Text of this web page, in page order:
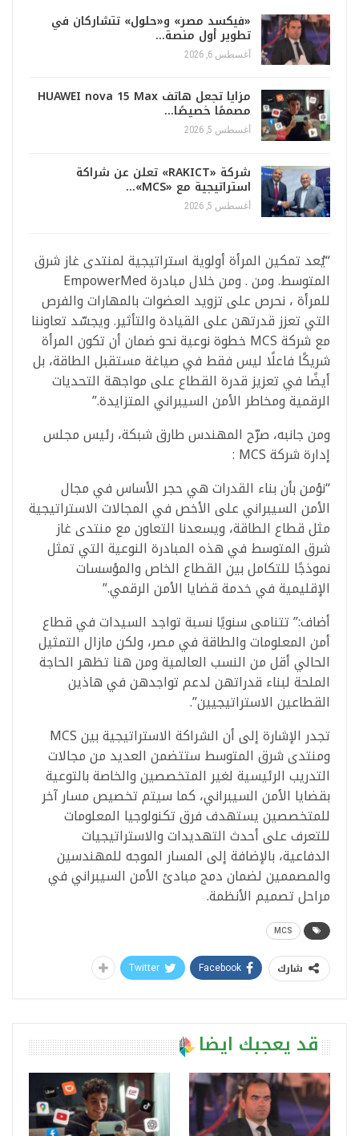
«فيكسد مصر» و«حلول» تتشاركان في
تطوير أول منصة…
أغسطس 6, 2026
مزايا تجعل هاتف HUAWEI nova 15 Max
مصممًا خصيصًا…
أغسطس 5, 2026
شركة «RAKICT» تعلن عن شراكة
استراتيجية مع «MCS»…
أغسطس 5, 2026
“يُعد تمكين المرأة أولوية استراتيجية لمنتدى غاز شرق
المتوسط. ومن . ومن خلال مبادرة EmpowerMed
للمرأة ، نحرص على تزويد العضوات بالمهارات والفرص
التي تعزز قدرتهن على القيادة والتأثير. ويجسّد تعاوننا
مع شركة MCS خطوة نوعية نحو ضمان أن تكون المرأة
شريكًا فاعلًا ليس فقط في صياغة مستقبل الطاقة، بل
أيضًا في تعزيز قدرة القطاع على مواجهة التحديات
الرقمية ومخاطر الأمن السيبراني المتزايدة.”
ومن جانبه، صرّح المهندس طارق شبكة، رئيس مجلس
إدارة شركة MCS :
“نؤمن بأن بناء القدرات هي حجر الأساس في مجال
الأمن السيبراني على الأخص في المجالات الاستراتيجية
مثل قطاع الطاقة، ويسعدنا التعاون مع منتدى غاز
شرق المتوسط في هذه المبادرة النوعية التي تمثل
نموذجًا للتكامل بين القطاع الخاص والمؤسسات
الإقليمية في خدمة قضايا الأمن الرقمي.”
أضاف:” تتنامى سنويًا نسبة تواجد السيدات في قطاع
أمن المعلومات والطاقة في مصر، ولكن مازال التمثيل
الحالي أقل من النسب العالمية ومن هنا تظهر الحاجة
الملحة لبناء قدراتهن لدعم تواجدهن في هاذين
القطاعين الاستراتيجيين”.
تجدر الإشارة إلى أن الشراكة الاستراتيجية بين MCS
ومنتدى شرق المتوسط ستتضمن العديد من مجالات
التدريب الرئيسية لغير المتخصصين والخاصة بالتوعية
بقضايا الأمن السيبراني، كما سيتم تخصيص مسار آخر
للمتخصصين يستهدف فرق تكنولوجيا المعلومات
للتعرف على أحدث التهديدات والاستراتيجيات
الدفاعية، بالإضافة إلى المسار الموجه للمهندسين
والمصممين لضمان دمج مبادئ الأمن السيبراني في
مراحل تصميم الأنظمة.
MCS
شارك Facebook
Twitter
قد يعجبك ايضا